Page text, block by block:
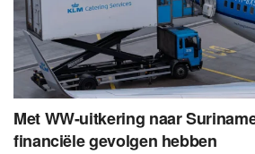
Met WW-uitkering naar
financiële gevolgen hebben